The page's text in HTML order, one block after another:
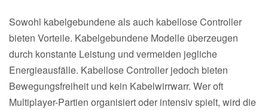
Sowohl kabelgebundene als auch kabellose Controller
bieten Vorteile. Kabelgebundene Modelle überzeugen
durch konstante Leistung und vermeiden jegliche
Energieausfälle. Kabellose Controller jedoch bieten
Bewegungsfreiheit und kein Kabelwirrwarr. Wer oft
Multiplayer-Partien organisiert oder intensiv spielt, wird die